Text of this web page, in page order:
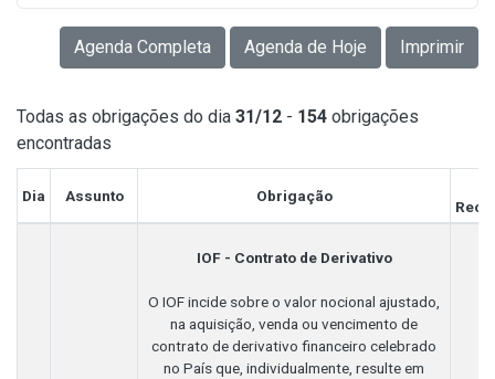
Agenda Completa Agenda de Hoje Imprimir
Todas as obrigações do dia 31/12 - 154 obrigações
encontradas
Dia Assunto Obrigação
IOF - Contrato de Derivativo
O IOF incide sobre o valor nocional ajustado,
na aquisição, venda ou vencimento de
contrato de derivativo financeiro celebrado
no País que, individualmente, resulte em